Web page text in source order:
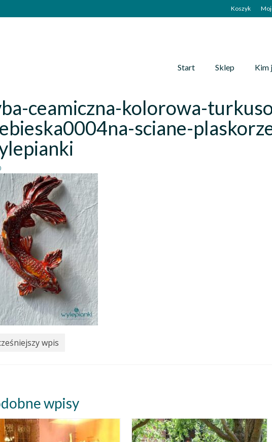
Koszyk
Start Sklep Kim
ceamiczna-kolorowa-
sciane-
wpis
wpisy